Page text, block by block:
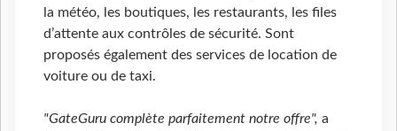
la météo, les boutiques, les restaurants, les files
d’attente aux contrôles de sécurité. Sont
proposés également des services de location de
voiture ou de taxi.
"GateGuru complète parfaitement notre offre", a